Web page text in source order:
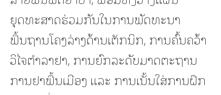
ຍຸດທະສາດຮ່ວມກັນໃນການພັດທະນາ
ພື້ນຖານໂຄງລ່າງດ້ານເຕັກນິກ, ການຄົ້ນຄວ້າ
ວິໄຈຕຳລາຢາ, ການຍົກລະດັບມາດຕະຖານ
ການຢາພື້ນເມືອງ ແລະ ການເນັ້ນໃສ່ການຝຶກ